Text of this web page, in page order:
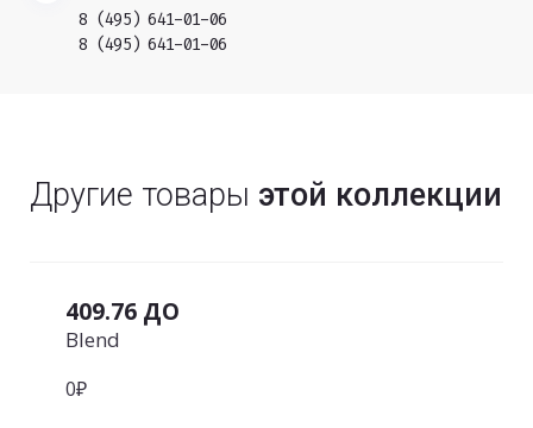
8 (495) 641-01-06
8 (495) 641-01-06
Другие товары этой коллекции
409.76 ДО
Blend
0₽